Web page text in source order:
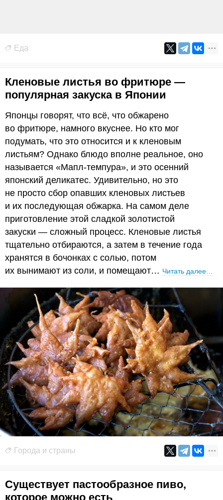
Еда
Кленовые листья во фритюре —
популярная закуска в Японии
Японцы говорят, что всё, что обжарено
во фритюре, намного вкуснее. Но кто мог
подумать, что это относится и к кленовым
листьям? Однако блюдо вполне реальное, оно
называется «Мапл-темпура», и это осенний
японский деликатес. Удивительно, но это
не просто сбор опавших кленовых листьев
и их последующая обжарка. На самом деле
приготовление этой сладкой золотистой
закуски — сложный процесс. Кленовые листья
тщательно отбираются, а затем в течение года
хранятся в бочонках с солью, потом
их вынимают из соли, и помещают… Читать далее…
Города и страны
Существует пастообразное пиво,
которое можно есть